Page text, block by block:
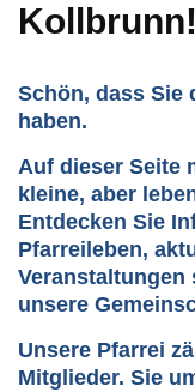
Kollbrunn!
Schön, dass Sie
haben.
Auf dieser Seite
kleine, aber
Entdecken Sie
Pfarreileben,
Veranstaltungen
unsere
Unsere Pfarrei
Mitglieder. Sie